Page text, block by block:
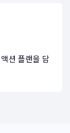
션 플랜을 담